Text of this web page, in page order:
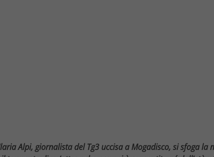
Alpi, giornalista del Tg3 uccisa a Mogadisco, si sfoga la